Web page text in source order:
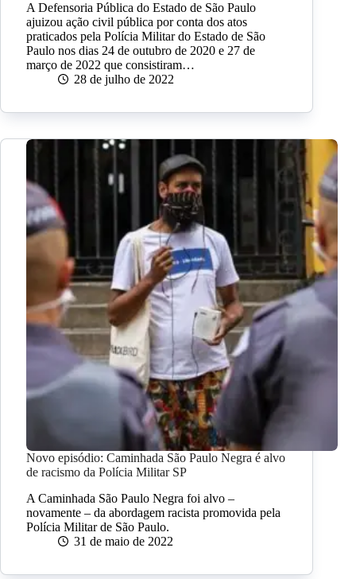
A Defensoria Pública do Estado de São Paulo
ajuizou ação civil pública por conta dos atos
praticados pela Polícia Militar do Estado de São
Paulo nos dias 24 de outubro de 2020 e 27 de
março de 2022 que consistiram…
28 de julho de 2022
Novo episódio: Caminhada São Paulo Negra é alvo
de racismo da Polícia Militar SP
A Caminhada São Paulo Negra foi alvo –
novamente – da abordagem racista promovida pela
Polícia Militar de São Paulo.
31 de maio de 2022